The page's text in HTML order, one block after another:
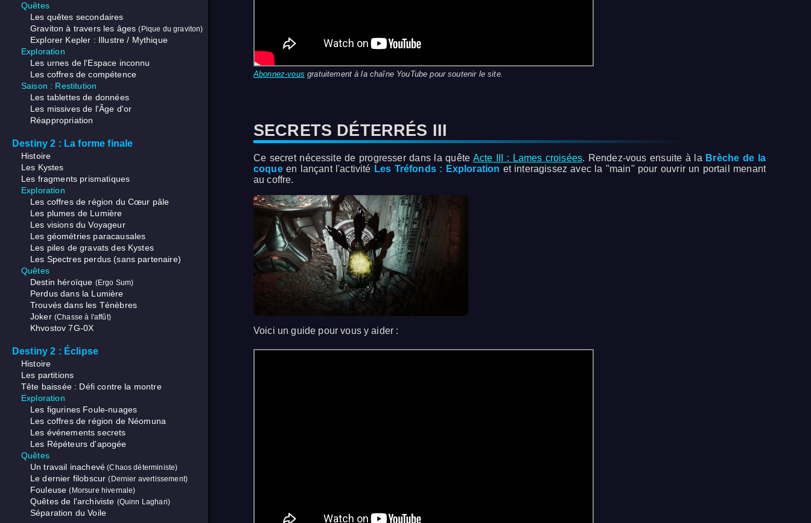
Quêtes
Les quêtes secondaires
Graviton à travers les âges(Pique du graviton)
Explorer Kepler : Illustre / Mythique
Exploration
Les urnes de l'Espace inconnu
Les coffres de compétence
Saison : Restitution
Les tablettes de données
Les missives de l'Âge d'or
Réappropriation
Destiny 2 : La forme finale
Histoire
Les Kystes
Les fragments prismatiques
Exploration
Les coffres de région du Cœur pâle
Les plumes de Lumière
Les visions du Voyageur
Les géométries paracausales
Les piles de gravats des Kystes
Les Spectres perdus (sans partenaire)
Quêtes
Destin héroïque (Ergo Sum)
Perdus dans la Lumière
Trouvés dans les Ténèbres
Joker (Chasse à l'affût)
Khvostov 7G-0X
Destiny 2 : Éclipse
Histoire
Les partitions
Tête baissée : Défi contre la montre
Exploration
Les figurines Foule-nuages
Les coffres de région de Néomuna
Les événements secrets
Les Répéteurs d'apogée
Quêtes
Un travail inachevé (Chaos déterministe)
Le dernier filobscur(Dernier avertissement)
Fouleuse(Morsure hivernale)
Quêtes de l'archiviste (Quinn Laghari)
Séparation du Voile
Abonnez-vous gratuitement à la chaîne YouTube pour soutenir le site.
SECRETS DÉTERRÉS III
Ce secret nécessite de progresser dans la quête Acte III : Lames croisées. Rendez-vous ensuite à la Brèche de la
coqueen lançant l'activité Les Tréfonds : Exploration et interagissez avec la "main" pour ouvrir un portail menant
au coffre.
Voici un guide pour vous y aider :